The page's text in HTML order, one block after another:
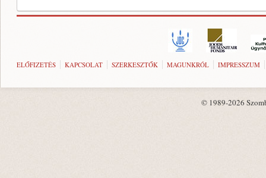
ELŐFIZETÉS KAPCSOLAT SZERKESZTŐK MAGUNKRÓL IMPRESSZUM
© 1989-2026